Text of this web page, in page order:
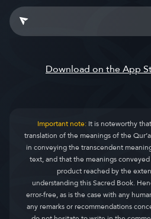
Important note:It is noteworthy
translation of the meanings of the
in conveying the transcendent
text, and that the meanings
product reached by the
understanding this Sacred Book.
error-free, as is the case with any
any remarks or recommendations